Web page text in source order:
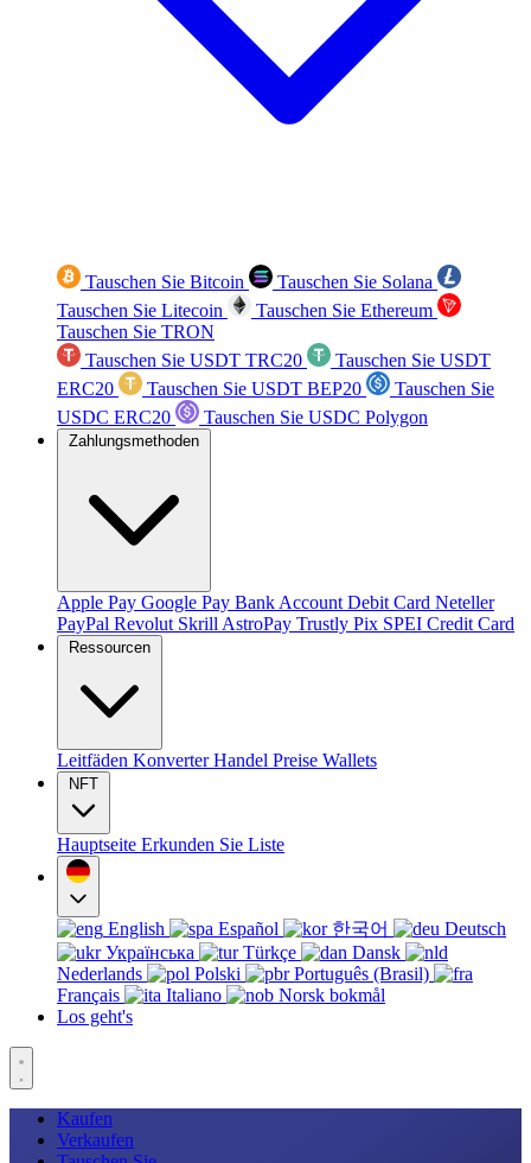
Tauschen Sie Bitcoin
Tauschen Sie Solana
Tauschen Sie Litecoin
Tauschen Sie Ethereum
Tauschen Sie TRON
Tauschen Sie USDT TRC20
Tauschen Sie USDT
ERC20
Tauschen Sie USDT BEP20
Tauschen Sie
USDC ERC20
Tauschen Sie USDC Polygon
Zahlungsmethoden
Apple Pay Google Pay Bank Account Debit Card Neteller
PayPal Revolut Skrill AstroPay Trustly Pix SPEI Credit Card
Ressourcen
Leitfäden KonverterHandel Preise Wallets
NFT
Hauptseite Erkunden Sie Liste
English Español 한국어
Deutsch
Українська
Türkçe
Dansk
Nederlands
Polski
Português (Brasil)
Français
Italiano
Norsk bokmål
Los geht's
Kaufen
Verkaufen